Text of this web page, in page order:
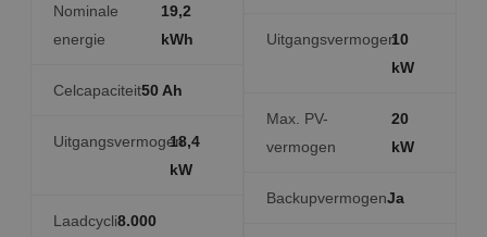
Nominale
energie
19,2
kWh
Celcapaciteit50 Ah
Uitgangsvermogen18,4
kW
Laadcycli8.000
Uitgangsvermogen10
kW
Max. PV-
vermogen
20
kW
BackupvermogenJa